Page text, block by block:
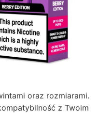
oraz rozmiarami.
z Twoim